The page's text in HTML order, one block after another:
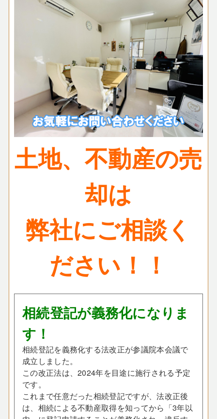
土地、不動産の売
却は
弊社にご相談く
ださい！！
相続登記が義務化になりま
す！
相続登記を義務化する法改正が参議院本会議で
成立しました。
この改正法は、2024年を目途に施行される予定
です。
これまで任意だった相続登記ですが、法改正後
は、 相続による不動産取得を知ってから「3年以